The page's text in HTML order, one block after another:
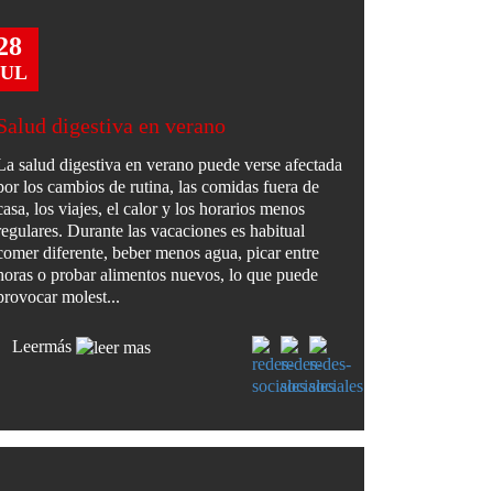
digestiva en verano
salud digestiva en verano puede verse afectada
los cambios de rutina, las comidas fuera de
los viajes, el calor y los horarios menos
Durante las vacaciones es habitual
diferente, beber menos agua, picar entre
o probar alimentos nuevos, lo que puede
molest...
Leermás